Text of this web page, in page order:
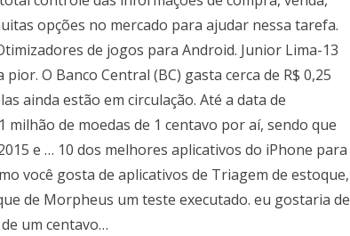
opções no mercado para ajudar nessa tarefa.
de jogos para Android. Junior Lima-13
O Banco Central (BC) gasta cerca de R$ 0,25
ainda estão em circulação. Até a data de
milhão de moedas de 1 centavo por aí, sendo que
e … 10 dos melhores aplicativos do iPhone para
você gosta de aplicativos de Triagem de estoque,
de Morpheus um teste executado. eu gostaria de
um centavo…